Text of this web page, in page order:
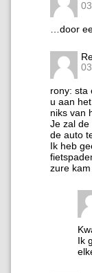
…door
rony: sta
u aan
niks van
Je zal de
de auto
Ik heb
zure
Ik